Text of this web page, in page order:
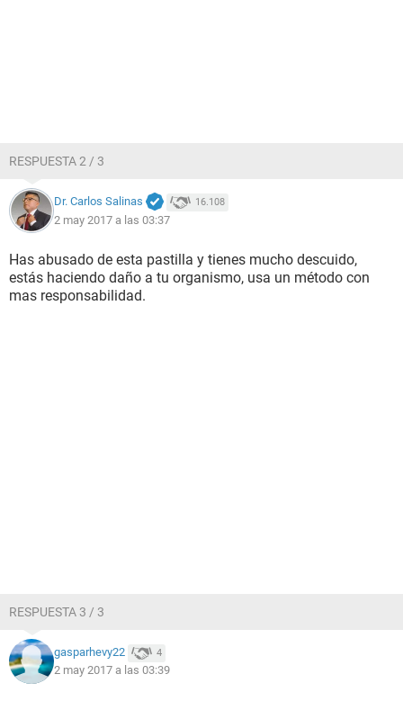
RESPUESTA 2 / 3
Dr. Carlos Salinas 16.108
2 may 2017 a las 03:37
Has abusado de esta pastilla y tienes mucho descuido,
estás haciendo daño a tu organismo, usa un método con
mas responsabilidad.
RESPUESTA 3 / 3
gasparhevy22 4
2 may 2017 a las 03:39